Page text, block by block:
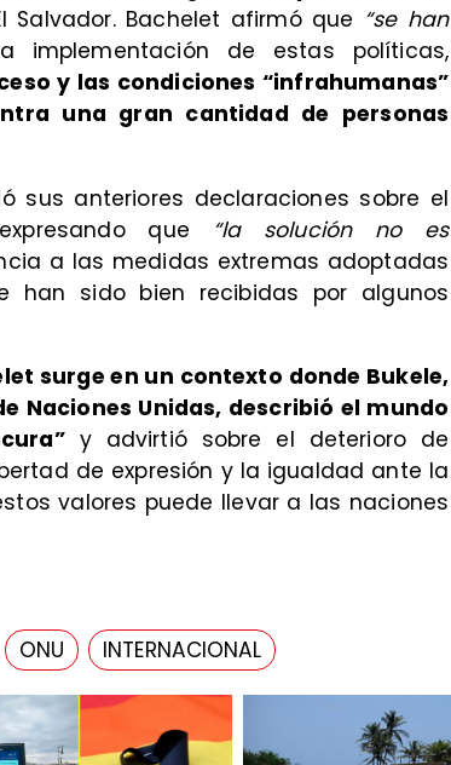
Bachelet afirmó que “se han
de estas políticas,
y las condiciones “infrahumanas”
una gran cantidad de personas
sus anteriores declaraciones sobre el
que “la solución no es
a las medidas extremas adoptadas
han sido bien recibidas por algunos
surge en un contexto donde Bukele,
Naciones Unidas, describió el mundo
y advirtió sobre el deterioro de
de expresión y la igualdad ante la
valores puede llevar a las naciones
ONU INTERNACIONAL